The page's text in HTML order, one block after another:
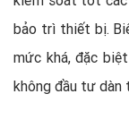
bảo trì thiết bị.
mức khá, đặc
không đầu tư dàn